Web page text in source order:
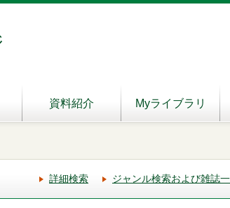
資料紹介 Myライブラリ
詳細検索 ジャンル検索および雑誌